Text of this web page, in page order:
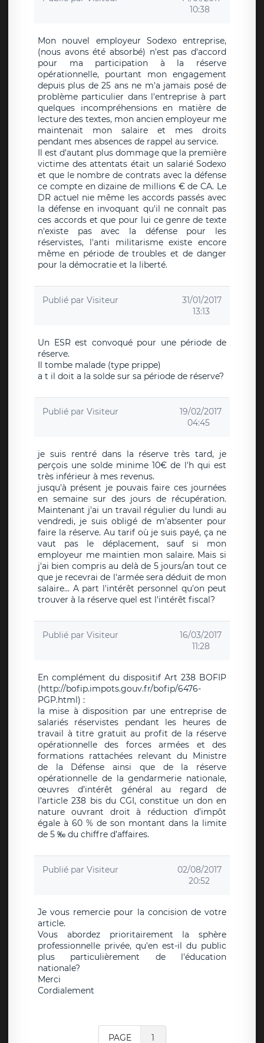
10:38
Mon nouvel employeur Sodexo entreprise,
(nous avons été absorbé) n'est pas d'accord
pour ma participation à la réserve
opérationnelle, pourtant mon engagement
depuis plus de 25 ans ne m'a jamais posé de
problème particulier dans l'entreprise à part
quelques incompréhensions en matière de
lecture des textes, mon ancien employeur me
maintenait mon salaire et mes droits
pendant mes absences de rappel au service.
Il est d'autant plus dommage que la première
victime des attentats était un salarié Sodexo
et que le nombre de contrats avec la défense
ce compte en dizaine de millions € de CA. Le
DR actuel nie même les accords passés avec
la défense en invoquant qu'il ne connaît pas
ces accords et que pour lui ce genre de texte
n'existe pas avec la défense pour les
réservistes, l'anti militarisme existe encore
même en période de troubles et de danger
pour la démocratie et la liberté.
Publié par Visiteur
31/01/2017
13:13
Un ESR est convoqué pour une période de
réserve.
Il tombe malade (type prippe)
a t il doit a la solde sur sa période de réserve?
Publié par Visiteur
19/02/2017
04:45
je suis rentré dans la réserve très tard, je
perçois une solde minime 10€ de l'h qui est
très inférieur à mes revenus.
jusqu'à présent je pouvais faire ces journées
en semaine sur des jours de récupération.
Maintenant j'ai un travail régulier du lundi au
vendredi, je suis obligé de m'absenter pour
faire la réserve. Au tarif où je suis payé, ça ne
vaut pas le déplacement, sauf si mon
employeur me maintien mon salaire. Mais si
j'ai bien compris au delà de 5 jours/an tout ce
que je recevrai de l'armée sera déduit de mon
salaire... A part l'intérêt personnel qu'on peut
trouver à la réserve quel est l'intérêt fiscal?
Publié par Visiteur
16/03/2017
11:28
En complément du dispositif Art 238 BOFIP
(http://bofip.impots.gouv.fr/bofip/6476-
PGP.html) :
la mise à disposition par une entreprise de
salariés réservistes pendant les heures de
travail à titre gratuit au profit de la réserve
opérationnelle des forces armées et des
formations rattachées relevant du Ministre
de la Défense ainsi que de la réserve
opérationnelle de la gendarmerie nationale,
œuvres d’intérêt général au regard de
l’article 238 bis du CGI, constitue un don en
nature ouvrant droit à réduction d’impôt
égale à 60 % de son montant dans la limite
de 5 ‰ du chiffre d’affaires.
Publié par Visiteur
02/08/2017
20:52
Je vous remercie pour la concision de votre
article.
Vous abordez prioritairement la sphère
professionnelle privée, qu'en est-il du public
plus particulièrement de l'éducation
nationale?
Merci
Cordialement
PAGE 1